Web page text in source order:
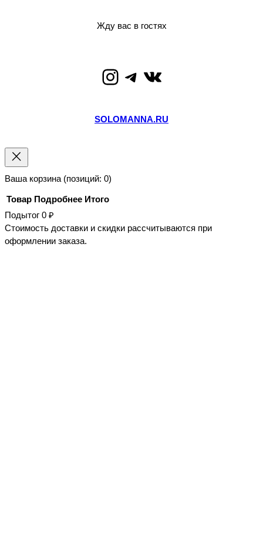
Жду вас в гостях
Instagram Telegram ВКонтакте
SOLOMANNA.RU
Ваша корзина (позиций: 0)
Товары
Товар Подробнее Итого
Подытог 0 ₽
Стоимость доставки и скидки рассчитываются при
оформлении заказа.